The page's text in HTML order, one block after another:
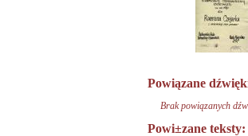
Powiązane
Brak powiązanych
Powi±zane teksty: